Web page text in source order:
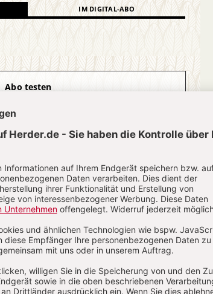
IM DIGITAL-ABO
Abo testen
Religionspädagogik.